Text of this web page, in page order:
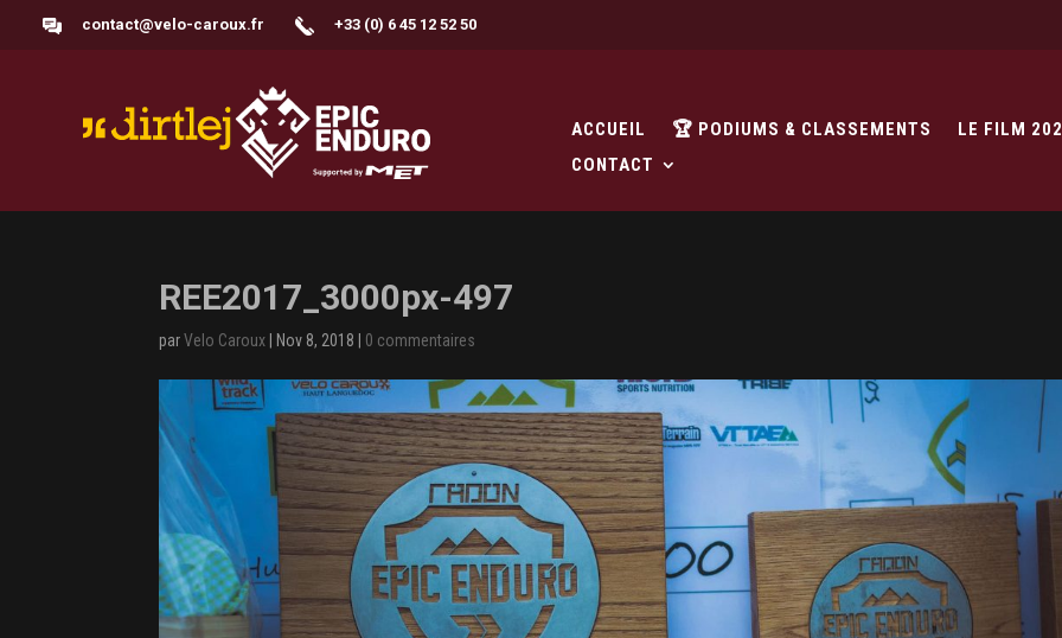
contact@velo-caroux.fr +33 (0) 6 45 12 52 50
ACCUEIL 🏆 PODIUMS & CLASSEMENTS
LE FILM
CONTACT
REE2017_3000px-497
parVelo Caroux Nov 8, 2018 0 commentaires